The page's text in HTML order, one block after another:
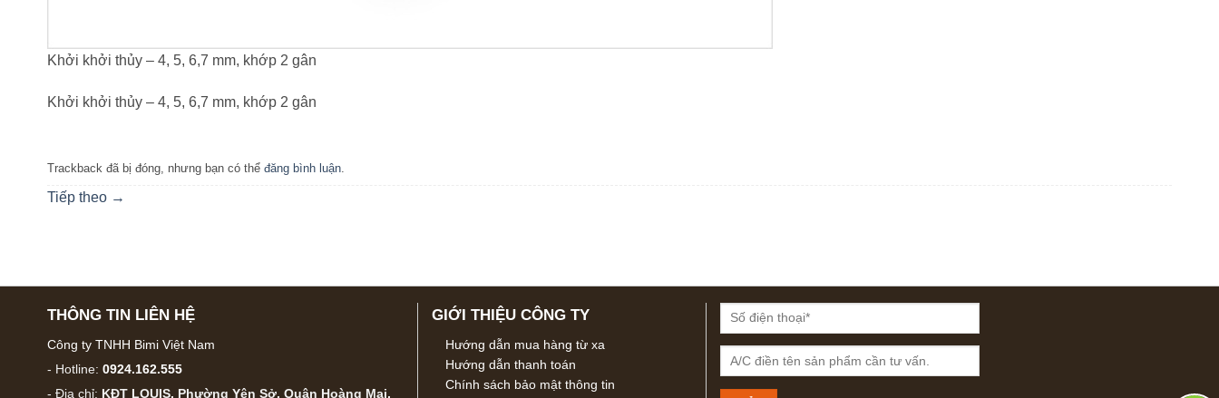
Khởi khởi thủy – 4, 5, 6,7 mm, khớp 2 gân
Khởi khởi thủy – 4, 5, 6,7 mm, khớp 2 gân
Trackback đã bị đóng, nhưng bạn có thể đăng bình luận
Tiếp theo →
THÔNG TIN LIÊN HỆ
Công ty TNHH Bimi Việt Nam
- Hotline: 0924.162.555
- Địa chỉ: KĐT LOUIS, Phường Yên Sở, Quận Hoàng Mai,
GIỚI THIỆU CÔNG TY
Hướng dẫn mua hàng từ xa
Hướng dẫn thanh toán
Chính sách bảo mật thông tin